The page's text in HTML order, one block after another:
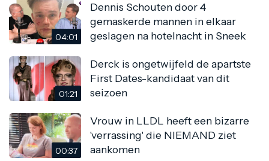
04:01
Dennis Schouten door 4
gemaskerde mannen in elkaar
geslagen na hotelnacht in Sneek
01:21
Derck is ongetwijfeld de apartste
First Dates-kandidaat van dit
seizoen
00:37
Vrouw in LLDL heeft een bizarre
'verrassing' die NIEMAND ziet
aankomen